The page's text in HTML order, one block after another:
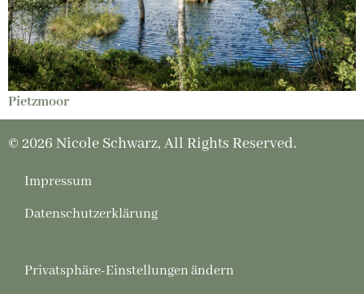
Pietzmoor
© 2026 Nicole Schwarz, All Rights Reserved.
Impressum
Datenschutzerklärung
Privatsphäre-Einstellungen ändern